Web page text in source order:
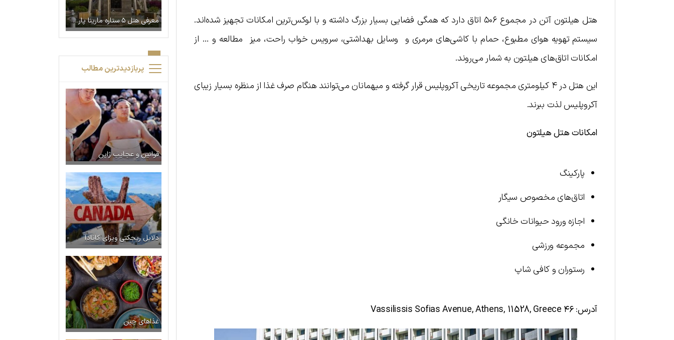
هتل هیلتون آتن در مجموع ۵۰۶ اتاق دارد که همگی فضایی بسیار بزرگ داشته و با لوکس‌ترین امکانات تجهیز شده‌اند.
سیستم تهویه هوای مطبوع، حمام با کاشی‌های مرمری و وسایل بهداشتی، سرویس خواب راحت، میز مطالعه و … از
امکانات اتاق‌های هیلتون به شمار می‌روند.
این هتل در ۴ کیلومتری مجموعه تاریخی آکروپلیس قرار گرفته و میهمانان می‌توانند هنگام صرف غذا از منظره بسیار زیبای
آکروپلیس لذت ببرند.
امکانات هتل هیلتون
پارکینگ
اتاق‌های مخصوص سیگار
اجازه ورود حیوانات خانگی
مجموعه ورزشی
رستوران و کافی شاپ
آدرس:۴۶ Vassilissis Sofias Avenue, Athens, 11528, Greece
معرفی هتل ۵ ستاره مارینا پارک کیش
پربازدیدترین مطالب
قوانین و عجایب ژاپن
دلایل ریجکتی ویزای کانادا
غذاهای چین